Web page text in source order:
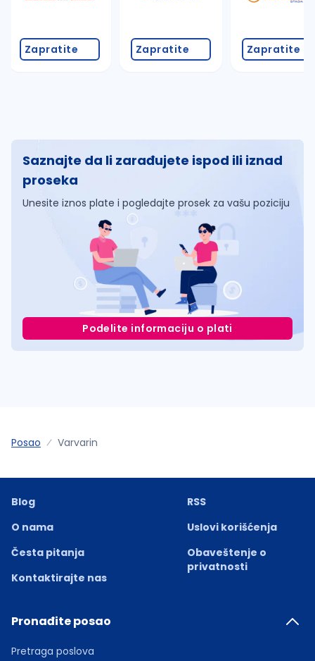
Zapratite Zapratite Zapratite
Saznajte da li zarađujete ispod ili iznad
proseka
Unesite iznos plate i pogledajte prosek za vašu poziciju
Podelite informaciju o plati
Posao Varvarin
Blog
O nama
Česta pitanja
Kontaktirajte nas
RSS
Uslovi korišćenja
Obaveštenje o
privatnosti
Pronađite posao
Pretraga poslova